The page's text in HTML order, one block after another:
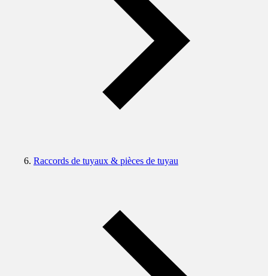
Raccords de tuyaux & pièces de tuyau